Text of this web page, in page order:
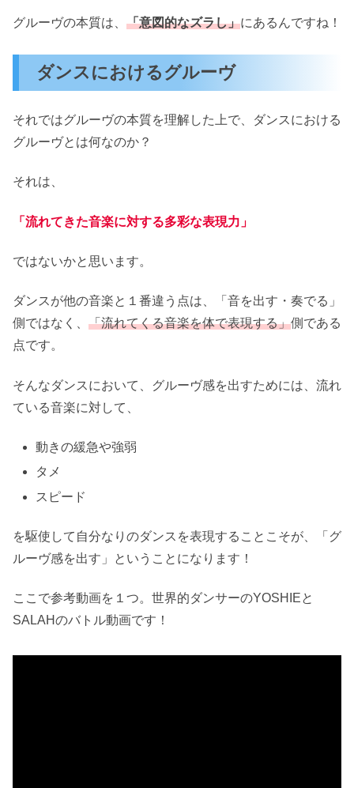
グルーヴの本質は、 「意図的なズラし」にあるんですね！
ダンスにおけるグルーヴ
それではグルーヴの本質を理解した上で、ダンスにおける
グルーヴとは何なのか？
それは、
「流れてきた音楽に対する多彩な表現力」
ではないかと思います。
ダンスが他の音楽と１番違う点は、「音を出す・奏でる」
側ではなく、 「流れてくる音楽を体で表現する」側である
点です。
そんなダンスにおいて、グルーヴ感を出すためには、流れ
ている音楽に対して、
動きの緩急や強弱
タメ
スピード
を駆使して自分なりのダンスを表現することこそが、「グ
ルーヴ感を出す」ということになります！
ここで参考動画を１つ。世界的ダンサーのYOSHIEと
SALAHのバトル動画です！